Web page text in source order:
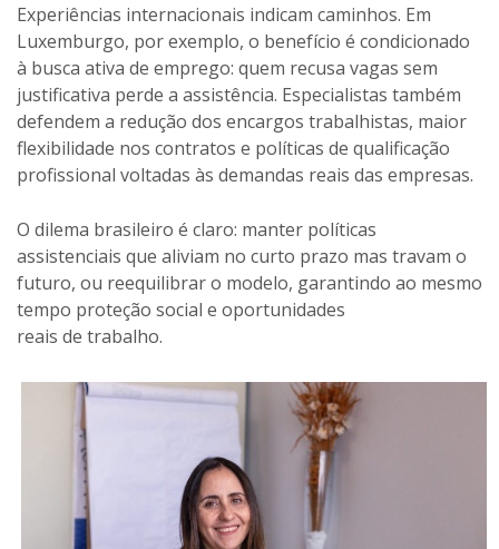
Experiências internacionais indicam caminhos. Em
Luxemburgo, por exemplo, o benefício é condicionado
à busca ativa de emprego: quem recusa vagas sem
justificativa perde a assistência. Especialistas também
defendem a redução dos encargos trabalhistas, maior
flexibilidade nos contratos e políticas de qualificação
profissional voltadas às demandas reais das empresas.
O dilema brasileiro é claro: manter políticas
assistenciais que aliviam no curto prazo mas travam o
futuro, ou reequilibrar o modelo, garantindo ao mesmo
tempo proteção social e oportunidades
reais de trabalho.